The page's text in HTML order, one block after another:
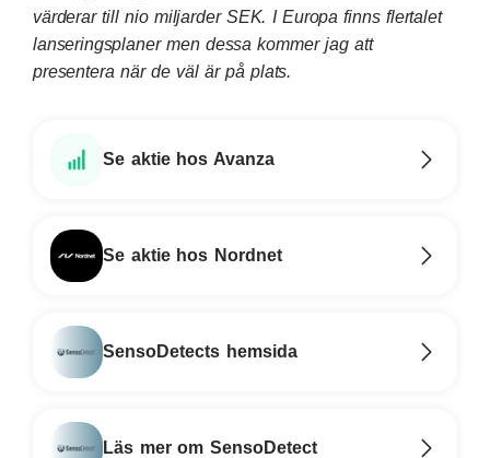
värderar till nio miljarder SEK. I Europa finns flertalet
lanseringsplaner men dessa kommer jag att
presentera när de väl är på plats.
Se aktie hos Avanza
Se aktie hos Nordnet
SensoDetects hemsida
Läs mer om SensoDetect